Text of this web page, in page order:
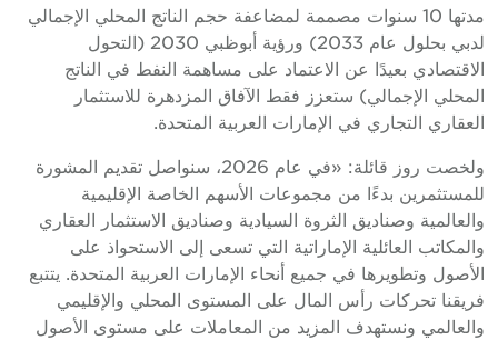
مدتها 10 سنوات مصممة لمضاعفة حجم الناتج المحلي الإجمالي
لدبي بحلول عام 2033) ورؤية أبوظبي 2030 (التحول
الاقتصادي بعيدًا عن الاعتماد على مساهمة النفط في الناتج
المحلي الإجمالي) ستعزز فقط الآفاق المزدهرة للاستثمار
العقاري التجاري في الإمارات العربية المتحدة.
ولخصت روز قائلة: «في عام 2026، سنواصل تقديم المشورة
للمستثمرين بدءًا من مجموعات الأسهم الخاصة الإقليمية
والعالمية وصناديق الثروة السيادية وصناديق الاستثمار العقاري
والمكاتب العائلية الإماراتية التي تسعى إلى الاستحواذ على
الأصول وتطويرها في جميع أنحاء الإمارات العربية المتحدة. يتتبع
فريقنا تحركات رأس المال على المستوى المحلي والإقليمي
والعالمي ونستهدف المزيد من المعاملات على مستوى الأصول